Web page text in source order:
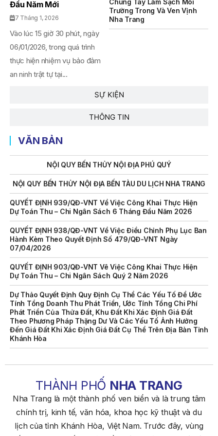
SỰ KIỆN
THÔNG TIN
Đầu Năm Mới
7 Tháng 1, 2026
Vào lúc 15 giờ 30 phút, ngày
06/01/2026, trong quá trình
thực hiện nhiệm vụ bảo đảm
an ninh trật tự tại...
Chung Tay Làm Sạch Môi
Trường Trong Và Ven Vịnh
Nha Trang
VĂN BẢN
THÔNG BÁO Số 707/TB-VNT: Kết Quả Lựa Chọn Đơn Vị Tổ
Chức Đấu Giá Tài Sản Đối Với Mô Tô Nước Cứu Hộ VNT 01
Biển Số KH-0834
THÔNG BÁO Số 706/TB-VNT: Kết Quả Lựa Chọn Đơn Vị Tổ
Chức Đấu Giá Tài Sản Đối Với Ca Nô 200CV VNT 02 Biển
Số KH-0387
THÔNG BÁO Số 659/TB-VNT Năm 2026 V/v Đính Chính
Thông Báo Số 641/TB-VNT Ngày 18/05/2026 Của Ban
NỘI QUY BẾN THỦY NỘI ĐỊA HÒN MUN
NỘI QUY BẾN THỦY NỘI ĐỊA PHÚ QUÝ
NỘI QUY BẾN THỦY NỘI ĐỊA BẾN TÀU DU LỊCH NHA TRANG
QUYẾT ĐỊNH 939/QĐ-VNT Về Việc Công Khai Thực Hiện
Dự Toán Thu – Chi Ngân Sách 6 Tháng Đầu Năm 2026
QUYẾT ĐỊNH 938/QĐ-VNT Về Việc Điều Chỉnh Phụ Lục Ban
Hành Kèm Theo Quyết Định Số 479/QĐ-VNT Ngày
07/04/2026
QUYẾT ĐỊNH 903/QĐ-VNT Vê Việc Công Khai Thực Hiện
Dự Toán Thu – Chi Ngân Sách Quý 2 Năm 2026
Dự Thảo Quyết Định Quy Định Cụ Thể Các Yếu Tố Để Ước
Tính Tổng Doanh Thu Phát Triển, Ước Tính Tổng Chi Phí
Phát Triển Của Thửa Đất, Khu Đất Khi Xác Định Giá Đất
Theo Phương Pháp Thặng Dư Và Các Yếu Tố Ảnh Hưởng
Đến Giá Đất Khi Xác Định Giá Đất Cụ Thể Trên Địa Bàn Tỉnh
Khánh Hòa
THÔNG BÁO Số 707/TB-VNT: Kết Quả Lựa Chọn Đơn Vị Tổ
Biển Số KH-0834
THÔNG BÁO Số 706/TB-VNT: Kết Quả Lựa Chọn Đơn Vị Tổ
Chức Đấu Giá Tài Sản Đối Với Ca Nô 200CV VNT 02 Biển
Số KH-0387
THÔNG BÁO Số 659/TB-VNT Năm 2026 V/v Đính Chính
Thông Báo Số 641/TB-VNT Ngày 18/05/2026 Của Ban
THÀNH PHỐ NHA TRANG
Nha Trang là một thành phố ven biển và là trung tâm
chính trị, kinh tế, văn hóa, khoa học kỹ thuật và du
lịch của tỉnh Khánh Hòa, Việt Nam. Trước đây, vùng